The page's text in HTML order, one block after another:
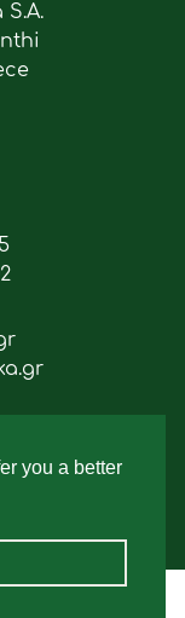
you a better